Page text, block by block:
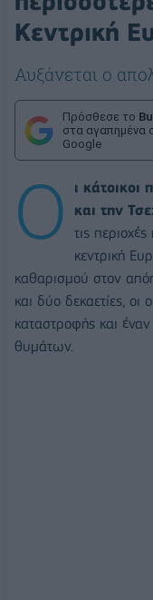
Κεντρική
Αυξάνεται ο
Πρόσθεσε το
στα αγαπημένα
Google
Ο
ι
και την
τις
κεντρική
καθαρισμού στον
και δύο δεκαετίες,
καταστροφής και
θυμάτων.